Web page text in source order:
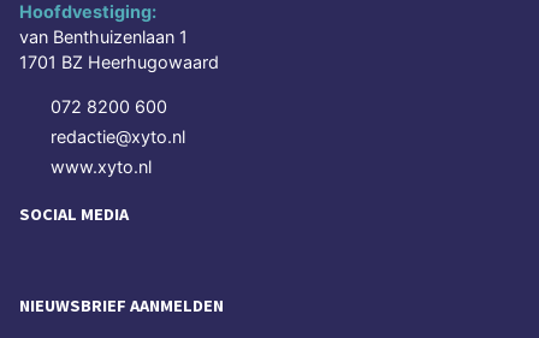
Hoofdvestiging:
van Benthuizenlaan 1
1701 BZ Heerhugowaard
072 8200 600
redactie@xyto.nl
www.xyto.nl
SOCIAL MEDIA
NIEUWSBRIEF AANMELDEN